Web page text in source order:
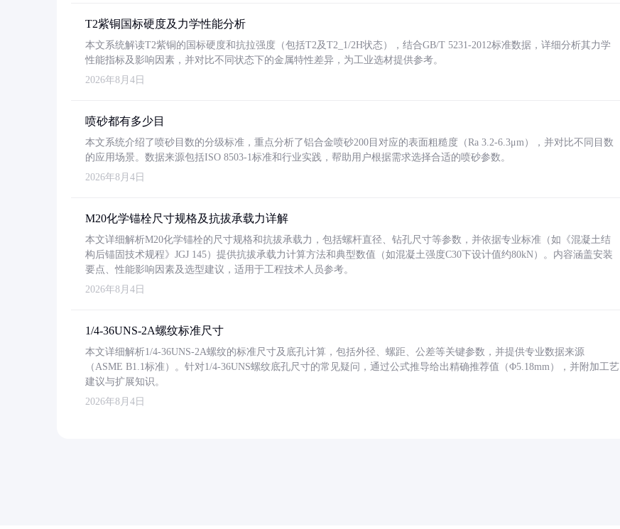
T2紫铜国标硬度及力学性能分析
本文系统解读T2紫铜的国标硬度和抗拉强度（包括T2及T2_1/2H状态），结合GB/T 5231-2012标准数据，详细分析其力学
性能指标及影响因素，并对比不同状态下的金属特性差异，为工业选材提供参考。
2026年8月4日
喷砂都有多少目
本文系统介绍了喷砂目数的分级标准，重点分析了铝合金喷砂200目对应的表面粗糙度（Ra 3.2-6.3μm），并对比不同目数
的应用场景。数据来源包括ISO 8503-1标准和行业实践，帮助用户根据需求选择合适的喷砂参数。
2026年8月4日
M20化学锚栓尺寸规格及抗拔承载力详解
本文详细解析M20化学锚栓的尺寸规格和抗拔承载力，包括螺杆直径、钻孔尺寸等参数，并依据专业标准（如《混凝土结
构后锚固技术规程》JGJ 145）提供抗拔承载力计算方法和典型数值（如混凝土强度C30下设计值约80kN）。内容涵盖安装
要点、性能影响因素及选型建议，适用于工程技术人员参考。
2026年8月4日
1/4-36UNS-2A螺纹标准尺寸
本文详细解析1/4-36UNS-2A螺纹的标准尺寸及底孔计算，包括外径、螺距、公差等关键参数，并提供专业数据来源
（ASME B1.1标准）。针对1/4-36UNS螺纹底孔尺寸的常见疑问，通过公式推导给出精确推荐值（Φ5.18mm），并附加工艺
建议与扩展知识。
2026年8月4日